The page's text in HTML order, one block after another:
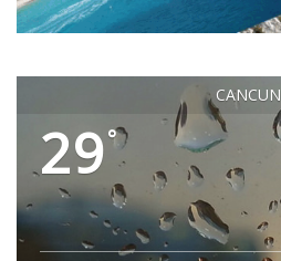
CANCUN
29°